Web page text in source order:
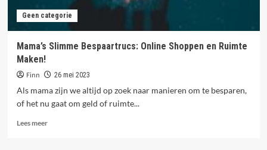
Geen categorie
Mama’s Slimme Bespaartrucs: Online Shoppen en Ruimte
Maken!
Finn 26 mei 2023
Als mama zijn we altijd op zoek naar manieren om te besparen,
of het nu gaat om geld of ruimte...
Lees meerLees